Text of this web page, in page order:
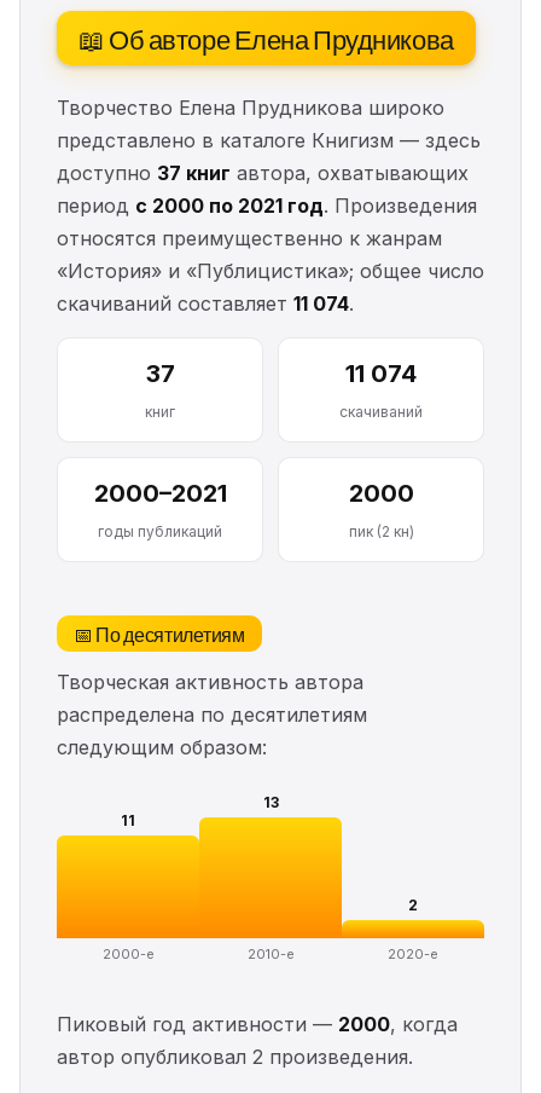
📖 Об авторе Елена Прудникова
Творчество Елена Прудникова широко
представлено в каталоге Книгизм — здесь
доступно 37 книг автора, охватывающих
период с 2000 по 2021 год. Произведения
относятся преимущественно к жанрам
«История» и «Публицистика»; общее число
скачиваний составляет 11 074.
37
книг
11 074
скачиваний
2000–2021
годы публикаций
2000
пик (2 кн)
📅 По десятилетиям
Творческая активность автора
распределена по десятилетиям
следующим образом:
11
2000-е
13
2010-е
2
2020-е
Пиковый год активности — 2000, когда
автор опубликовал 2 произведения.